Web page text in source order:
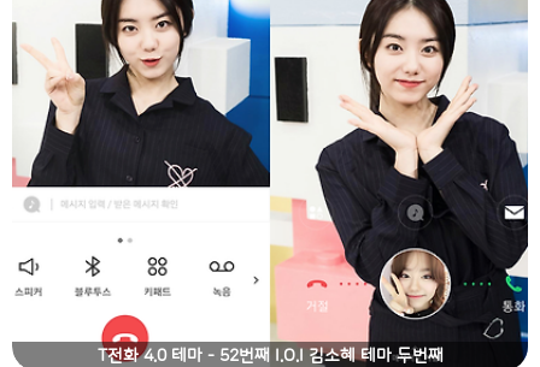
T전화 4.0 테마 - 52번째 I.O.I 김소혜 테마 두번째